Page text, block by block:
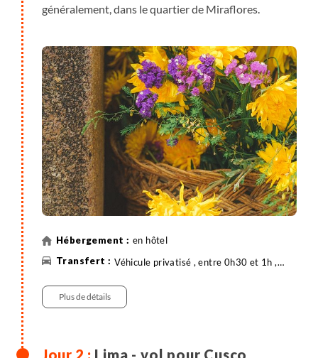
généralement, dans le quartier de Miraflores.
en hôtel
Véhicule privatisé , entre 0h30 et 1h ,
Plus de détails
Lima - vol pour Cusco